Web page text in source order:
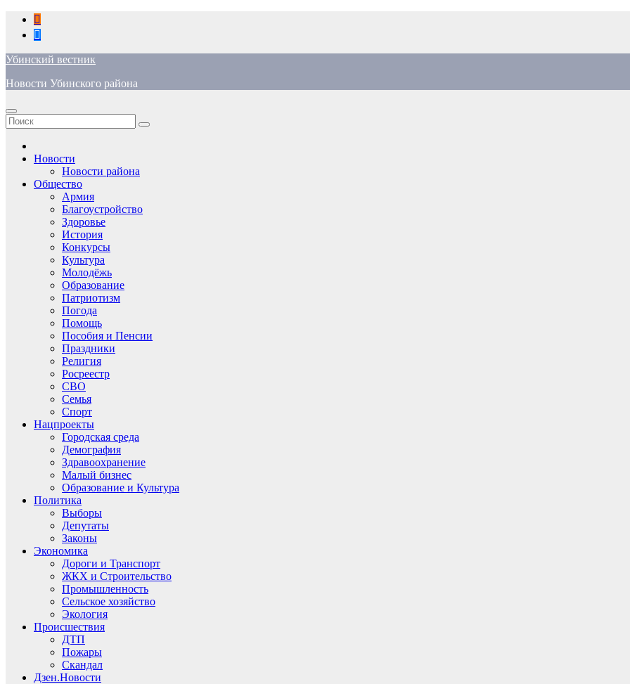
Перейти
содержимому
Убинский вестник
Новости Убинского района
Новости
Новости района
Общество
Армия
Благоустройство
Здоровье
История
Конкурсы
Культура
Молодёжь
Образование
Патриотизм
Погода
Помощь
Пособия и Пенсии
Праздники
Религия
Росреестр
СВО
Семья
Спорт
Нацпроекты
Городская среда
Демография
Здравоохранение
Малый бизнес
Образование и Культура
Политика
Выборы
Депутаты
Законы
Экономика
Дороги и Транспорт
ЖКХ и Строительство
Промышленность
Сельское хозяйство
Экология
Происшествия
ДТП
Пожары
Скандал
Дзен.Новости